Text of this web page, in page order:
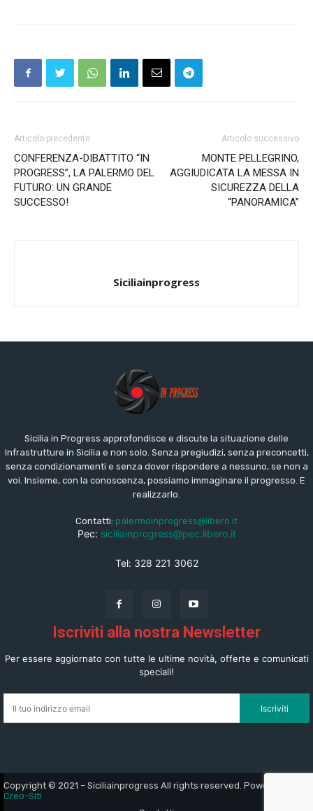
Articolo precedente
CONFERENZA-DIBATTITO “IN
PROGRESS”, LA PALERMO DEL
FUTURO: UN GRANDE
SUCCESSO!
Articolo successivo
MONTE PELLEGRINO,
AGGIUDICATA LA MESSA IN
SICUREZZA DELLA
“PANORAMICA”
Siciliainprogress
Sicilia in Progress approfondisce e discute la situazione delle
Infrastrutture in Sicilia e non solo. Senza pregiudizi, senza preconcetti,
senza condizionamenti e senza dover rispondere a nessuno, se non a
voi. Insieme, con la conoscenza, possiamo immaginare il progresso. E
realizzarlo.
Contatti: palermoinprogress@libero.it
Pec: siciliainprogress@pec.libero.it
Tel: 328 221 3062
Iscriviti alla nostra Newsletter
Per essere aggiornato con tutte le ultime novità, offerte e comunicati
speciali!
Iscriviti
Copyright © 2021 – Siciliainprogress All rights reserved. Powered By
Creo-Siti